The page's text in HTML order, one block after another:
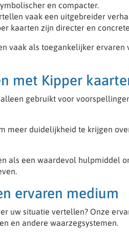
en compacter.
vaak een uitgebreider
kaarten zijn directer en
vaak als toegankelijker
met Kipper
gebruikt voor
meer duidelijkheid te krijgen
als een waardevol hulpmiddel
ervaren medium
uw situatie vertellen? Onze
en andere waarzegsystemen.